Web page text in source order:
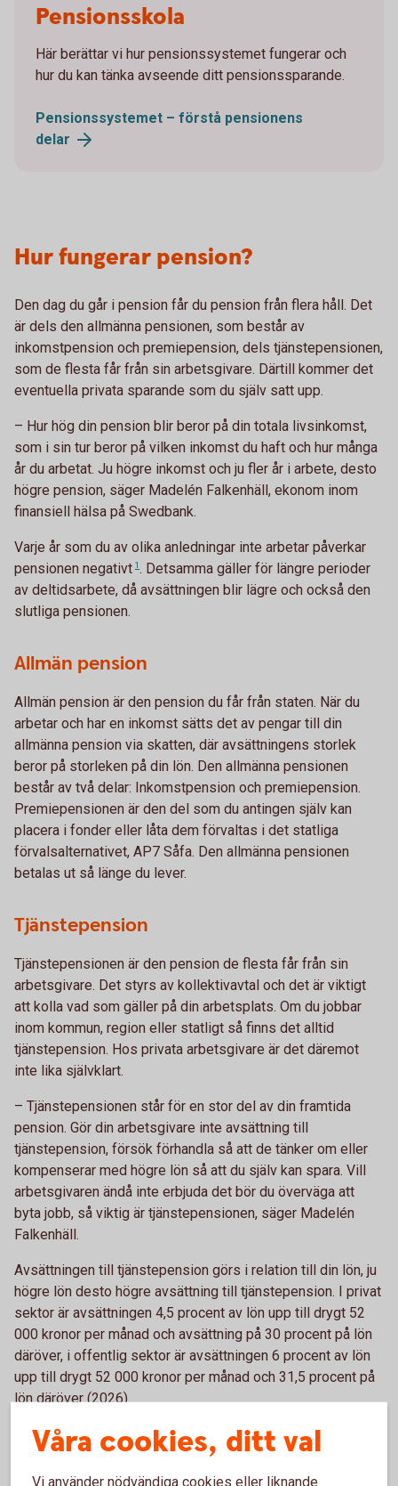
Pensionsskola
Här berättar vi hur pensionssystemet fungerar och
hur du kan tänka avseende ditt pensionssparande.
Pensionssystemet – förstå pensionens
delar
Hur fungerar pension?
Den dag du går i pension får du pension från flera håll. Det
är dels den allmänna pensionen, som består av
inkomstpension och premiepension, dels tjänstepensionen,
som de flesta får från sin arbetsgivare. Därtill kommer det
eventuella privata sparande som du själv satt upp.
– Hur hög din pension blir beror på din totala livsinkomst,
som i sin tur beror på vilken inkomst du haft och hur många
år du arbetat. Ju högre inkomst och ju fler år i arbete, desto
högre pension, säger Madelén Falkenhäll, ekonom inom
finansiell hälsa på Swedbank.
Varje år som du av olika anledningar inte arbetar påverkar
pensionen negativt 1. Detsamma gäller för längre perioder
av deltidsarbete, då avsättningen blir lägre och också den
slutliga pensionen.
Allmän pension
Allmän pension är den pension du får från staten. När du
arbetar och har en inkomst sätts det av pengar till din
allmänna pension via skatten, där avsättningens storlek
beror på storleken på din lön. Den allmänna pensionen
består av två delar: Inkomstpension och premiepension.
Premiepensionen är den del som du antingen själv kan
placera i fonder eller låta dem förvaltas i det statliga
förvalsalternativet, AP7 Såfa. Den allmänna pensionen
betalas ut så länge du lever.
Tjänstepension
Tjänstepensionen är den pension de flesta får från sin
arbetsgivare. Det styrs av kollektivavtal och det är viktigt
att kolla vad som gäller på din arbetsplats. Om du jobbar
inom kommun, region eller statligt så finns det alltid
tjänstepension. Hos privata arbetsgivare är det däremot
inte lika självklart.
– Tjänstepensionen står för en stor del av din framtida
pension. Gör din arbetsgivare inte avsättning till
tjänstepension, försök förhandla så att de tänker om eller
kompenserar med högre lön så att du själv kan spara. Vill
arbetsgivaren ändå inte erbjuda det bör du överväga att
byta jobb, så viktig är tjänstepensionen, säger Madelén
Falkenhäll.
Avsättningen till tjänstepension görs i relation till din lön, ju
högre lön desto högre avsättning till tjänstepension. I privat
sektor är avsättningen 4,5 procent av lön upp till drygt 52
000 kronor per månad och avsättning på 30 procent på lön
däröver, i offentlig sektor är avsättningen 6 procent av lön
upp till drygt 52 000 kronor per månad och 31,5 procent på
lön däröver (2026)
När det är dags att ta ut din tjänstepension ska du välja hur
du vill ta ut den, under en tidsbegränsad period eller
livsvarigt uttag, så länge du lever. Väljer du en
Våra cookies, ditt val
Vi använder nödvändiga cookies eller liknande